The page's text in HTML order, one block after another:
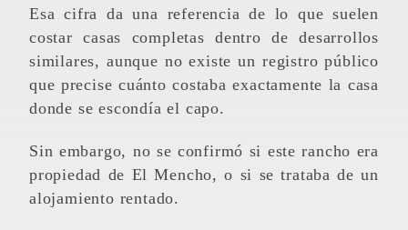
Esa cifra da una referencia de lo que suelen
costar casas completas dentro de desarrollos
similares, aunque no existe un registro público
que precise cuánto costaba exactamente la casa
donde se escondía el capo.
Sin embargo, no se confirmó si este rancho era
propiedad de El Mencho, o si se trataba de un
alojamiento rentado.